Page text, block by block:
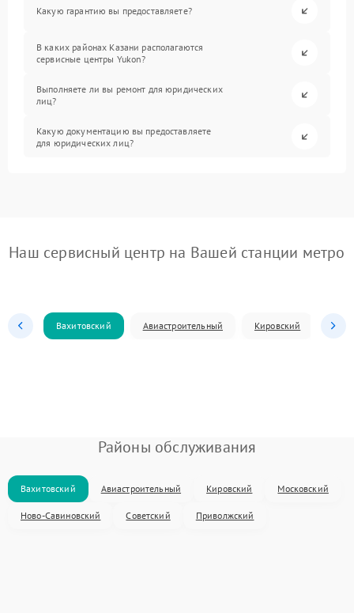
Какую гарантию вы предоставляете?
В каких районах Казани располагаются
сервисные центры Yukon?
Выполняете ли вы ремонт для юридических
лиц?
Какую документацию вы предоставляете
для юридических лиц?
Наш сервисный центр на Вашей станции метро
Вахитовский Авиастроительный Кировский
Районы обслуживания
Вахитовский Авиастроительный Кировский Московский
Ново-Савиновский Советский Приволжский